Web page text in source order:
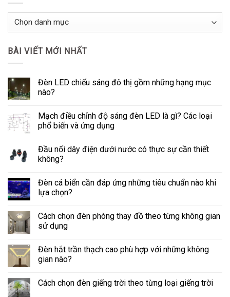
Danh
Tức
BÀI VIẾT MỚI NHẤT
Đèn LED chiếu sáng đô thị gồm những hạng mục
nào?
Mạch điều chỉnh độ sáng đèn LED là gì? Các loại
phổ biến và ứng dụng
Đầu nối dây điện dưới nước có thực sự cần thiết
không?
Đèn cá biển cần đáp ứng những tiêu chuẩn nào khi
lựa chọn?
Cách chọn đèn phòng thay đồ theo từng không gian
sử dụng
Đèn hắt trần thạch cao phù hợp với những không
gian nào?
Cách chọn đèn giếng trời theo từng loại giếng trời